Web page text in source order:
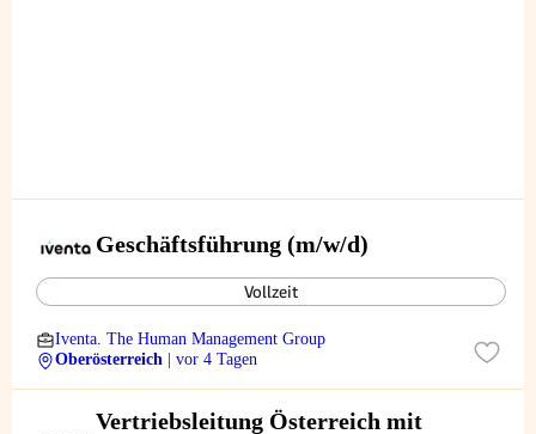
Geschäftsführung (m/w/d)
Vollzeit
Iventa. The Human Management Group
Oberösterreich
| vor 4 Tagen
Vertriebsleitung Österreich mit